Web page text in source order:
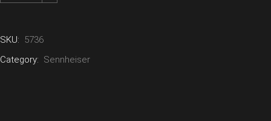
SKU: 5736
Category: Sennheiser